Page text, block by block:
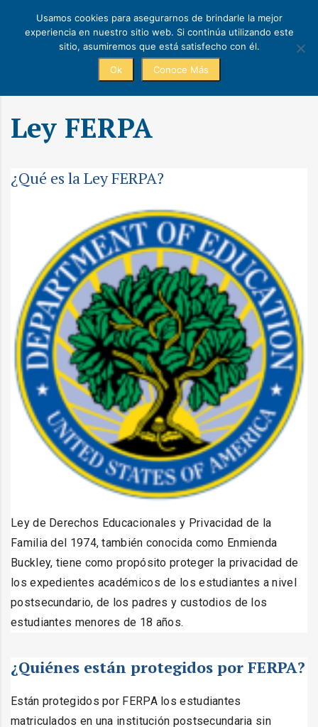
Ley FERPA
¿Qué es la Ley FERPA?
Ley de Derechos Educacionales y Privacidad de la
Familia del 1974, también conocida como Enmienda
Buckley, tiene como propósito proteger la privacidad de
los expedientes académicos de los estudiantes a nivel
postsecundario, de los padres y custodios de los
estudiantes menores de 18 años.
¿Quiénes están protegidos por FERPA?
Están protegidos por FERPA los estudiantes
matriculados en una institución postsecundaria sin
Usamos cookies para asegurarnos de brindarle la mejor
experiencia en nuestro sitio web. Si continúa utilizando este
sitio, asumiremos que está satisfecho con él.
Ok Conoce Más